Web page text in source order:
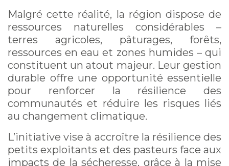
Malgré cette réalité, la région dispose de
ressources naturelles considérables –
terres agricoles, pâturages, forêts,
ressources en eau et zones humides – qui
constituent un atout majeur. Leur gestion
durable offre une opportunité essentielle
pour renforcer la résilience des
communautés et réduire les risques liés
au changement climatique.
L’initiative vise à accroître la résilience des
petits exploitants et des pasteurs face aux
impacts de la sécheresse, grâce à la mise